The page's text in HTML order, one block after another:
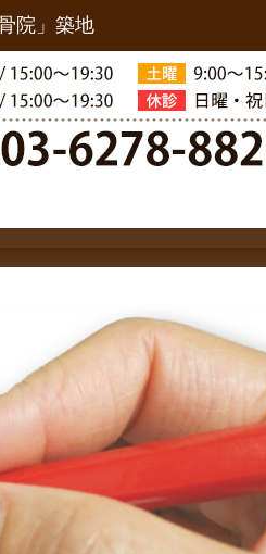
院」築地